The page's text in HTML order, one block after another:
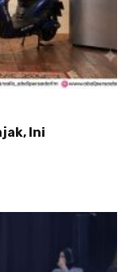
Ini